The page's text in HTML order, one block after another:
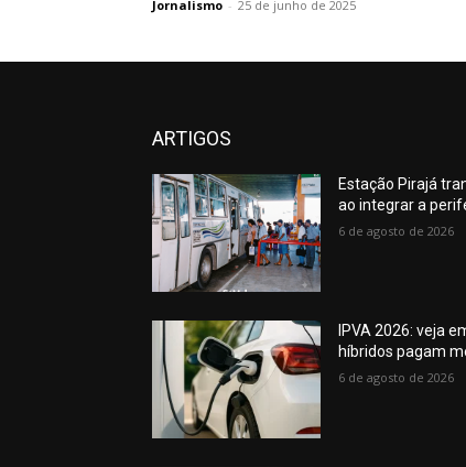
Jornalismo - 25 de junho de 2025
ARTIGOS
Estação Pirajá
ao integrar a
6 de agosto de 2026
IPVA 2026: veja
híbridos pagam
6 de agosto de 2026